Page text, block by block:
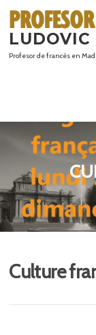
contenido
LUDOVIC
Profesor de francés en
Culture